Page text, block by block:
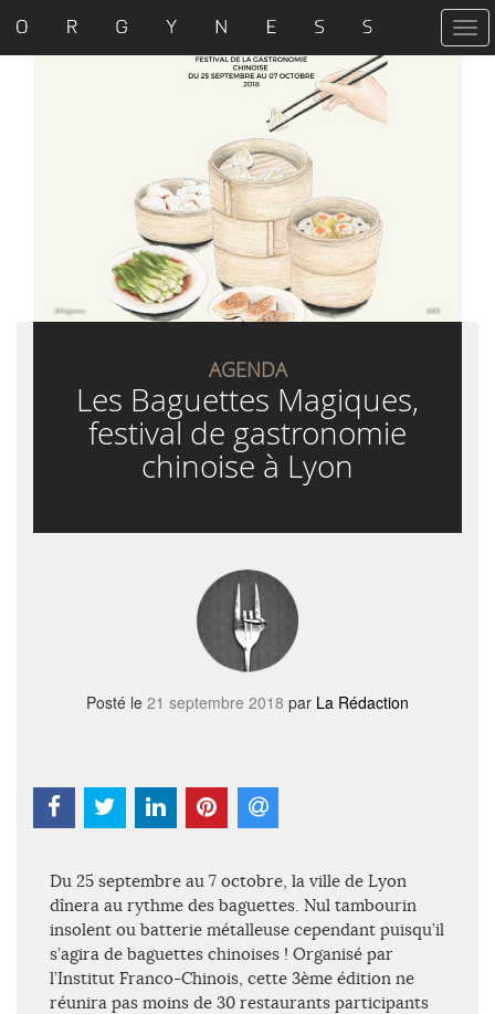
T
o
AGENDA
Les Baguettes Magiques,
festival de gastronomie
chinoise à Lyon
Posté le 21 septembre 2018 par La Rédaction
Du 25 septembre au 7 octobre, la ville de Lyon
dînera au rythme des baguettes. Nul tambourin
insolent ou batterie métalleuse cependant puisqu’il
s’agira de baguettes chinoises ! Organisé par
l’Institut Franco-Chinois, cette 3ème édition ne
réunira pas moins de 30 restaurants participants